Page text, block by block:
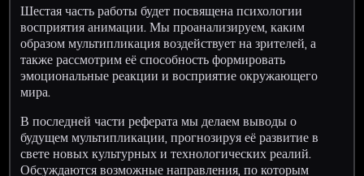
Шестая часть работы будет посвящена психологии
восприятия анимации. Мы проанализируем, каким
образом мультипликация воздействует на зрителей, а
также рассмотрим её способность формировать
эмоциональные реакции и восприятие окружающего
мира.
В последней части реферата мы делаем выводы о
будущем мультипликации, прогнозируя её развитие в
свете новых культурных и технологических реалий.
Обсуждаются возможные направления, по которым